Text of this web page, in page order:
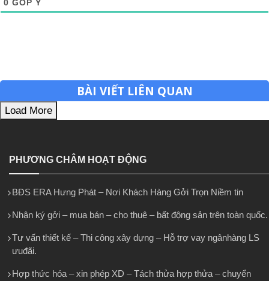
0 GÓP Ý
BÀI VIẾT LIÊN QUAN
Load More
PHƯƠNG CHÂM HOẠT ĐỘNG
BĐS ERA Hưng Phát – Nơi Khách Hàng Gởi Trọn Niềm tin
Nhận ký gởi – mua bán – cho thuê – bất động sản trên toàn quốc.
Tư vấn thiết kế – Thi công xây dựng – Hỗ trợ vay ngânhàng LS
ưuđãi.
Hợp thức hóa – xin phép XD – Tách thửa hợp thửa – chuyển